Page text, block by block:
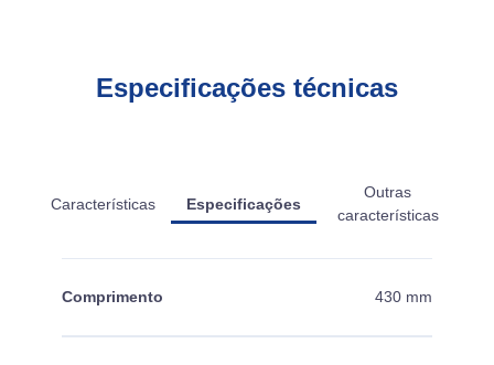
Especificações técnicas
Características Especificações
Outras
características
Comprimento 430 mm